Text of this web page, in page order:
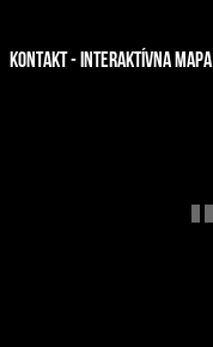
KONTAKT - INTERAKTÍVNA MAPA